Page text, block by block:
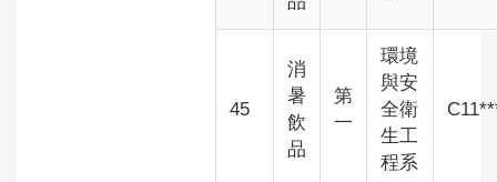
45
消
暑
飲
品
第
一
環境
與安
全衛
生工
程系